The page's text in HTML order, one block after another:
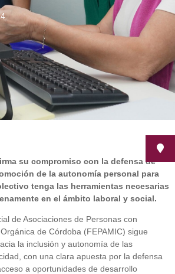
su compromiso con la defensa de
de la autonomía personal para
tenga las herramientas necesarias
en el ámbito laboral y social.
de Asociaciones de Personas con
de Córdoba (FEPAMIC) sigue
la inclusión y autonomía de las
con una clara apuesta por la defensa
a oportunidades de desarrollo